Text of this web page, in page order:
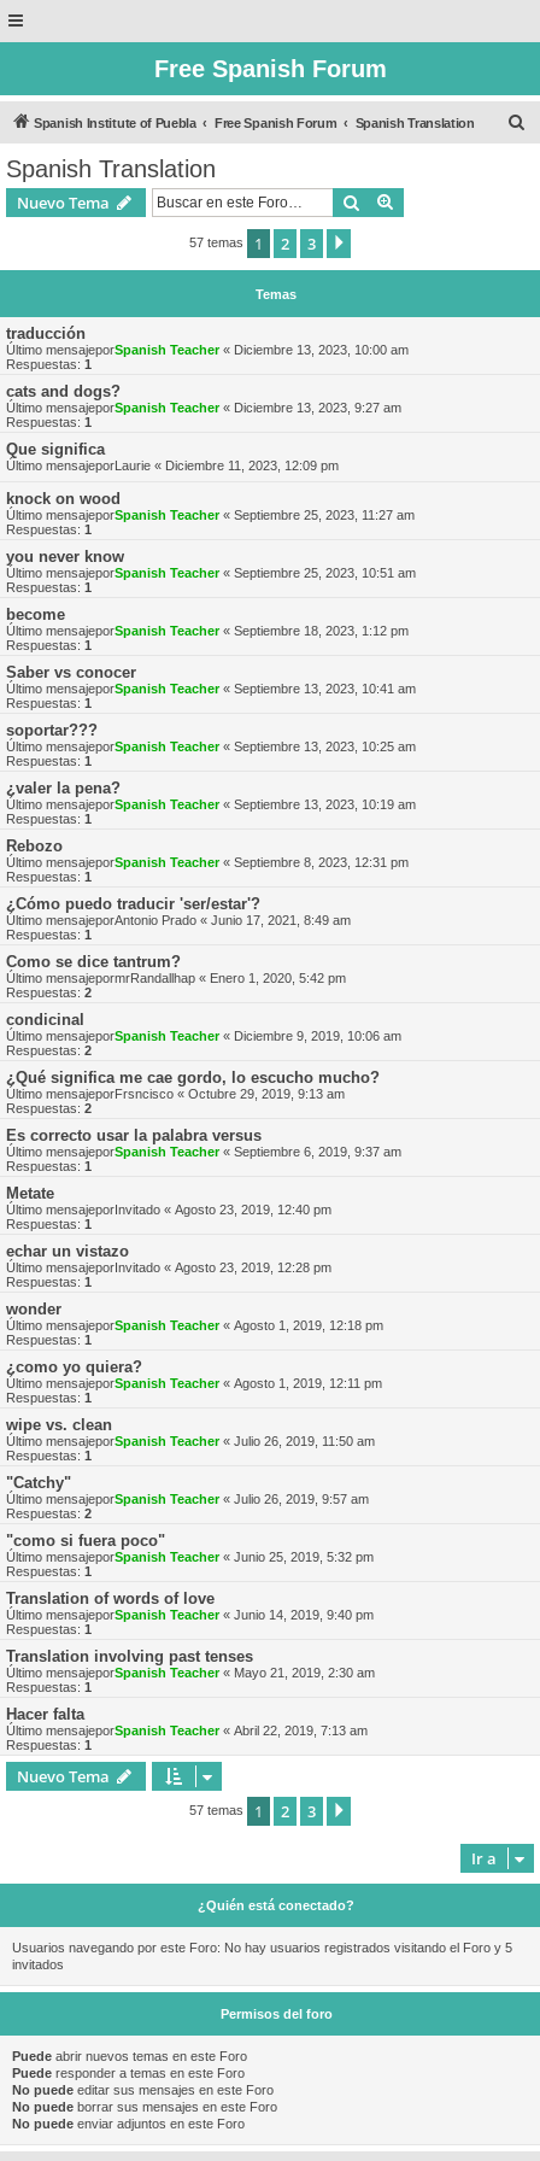
Free Spanish Forum
Spanish Institute of Puebla Free Spanish Forum Spanish Translation
Spanish Translation
Nuevo Tema Buscar
57 temas 1 2 3
Temas
traducción
Último mensajeporSpanish Teacher« Diciembre 13, 2023, 10:00 am
Respuestas: 1
cats and dogs?
Último mensajeporSpanish Teacher« Diciembre 13, 2023, 9:27 am
Respuestas: 1
Que significa
Último mensajeporLaurie « Diciembre 11, 2023, 12:09 pm
knock on wood
Último mensajeporSpanish Teacher« Septiembre 25, 2023, 11:27 am
Respuestas: 1
you never know
Último mensajeporSpanish Teacher« Septiembre 25, 2023, 10:51 am
Respuestas: 1
become
Último mensajeporSpanish Teacher« Septiembre 18, 2023, 1:12 pm
Respuestas: 1
Saber vs conocer
Último mensajeporSpanish Teacher« Septiembre 13, 2023, 10:41 am
Respuestas: 1
soportar???
Último mensajeporSpanish Teacher« Septiembre 13, 2023, 10:25 am
Respuestas: 1
¿valer la pena?
Último mensajeporSpanish Teacher« Septiembre 13, 2023, 10:19 am
Respuestas: 1
Rebozo
Último mensajeporSpanish Teacher« Septiembre 8, 2023, 12:31 pm
Respuestas: 1
¿Cómo puedo traducir 'ser/estar'?
Último mensajeporAntonio Prado « Junio 17, 2021, 8:49 am
Respuestas: 1
Como se dice tantrum?
Último mensajepormrRandallhap « Enero 1, 2020, 5:42 pm
Respuestas: 2
condicinal
Último mensajeporSpanish Teacher« Diciembre 9, 2019, 10:06 am
Respuestas: 2
¿Qué significa me cae gordo, lo escucho mucho?
Último mensajeporFrsncisco « Octubre 29, 2019, 9:13 am
Respuestas: 2
Es correcto usar la palabra versus
Último mensajeporSpanish Teacher« Septiembre 6, 2019, 9:37 am
Respuestas: 1
Metate
Último mensajeporInvitado « Agosto 23, 2019, 12:40 pm
Respuestas: 1
echar un vistazo
Último mensajeporInvitado « Agosto 23, 2019, 12:28 pm
Respuestas: 1
wonder
Último mensajeporSpanish Teacher« Agosto 1, 2019, 12:18 pm
Respuestas: 1
¿como yo quiera?
Último mensajeporSpanish Teacher« Agosto 1, 2019, 12:11 pm
Respuestas: 1
wipe vs. clean
Último mensajeporSpanish Teacher« Julio 26, 2019, 11:50 am
Respuestas: 1
"Catchy"
Último mensajeporSpanish Teacher« Julio 26, 2019, 9:57 am
Respuestas: 2
"como si fuera poco"
Último mensajeporSpanish Teacher« Junio 25, 2019, 5:32 pm
Respuestas: 1
Translation of words of love
Último mensajeporSpanish Teacher« Junio 14, 2019, 9:40 pm
Respuestas: 1
Translation involving past tenses
Último mensajeporSpanish Teacher« Mayo 21, 2019, 2:30 am
Respuestas: 1
Hacer falta
Último mensajeporSpanish Teacher« Abril 22, 2019, 7:13 am
Respuestas: 1
Nuevo Tema
57 temas 1 2 3
Ir a
¿Quién está conectado?
Usuarios navegando por este Foro: No hay usuarios registrados visitando el Foro y 5
invitados
Permisos del foro
Puede abrir nuevos temas en este Foro
Puede responder a temas en este Foro
No puede editar sus mensajes en este Foro
No puede borrar sus mensajes en este Foro
No puede enviar adjuntos en este Foro